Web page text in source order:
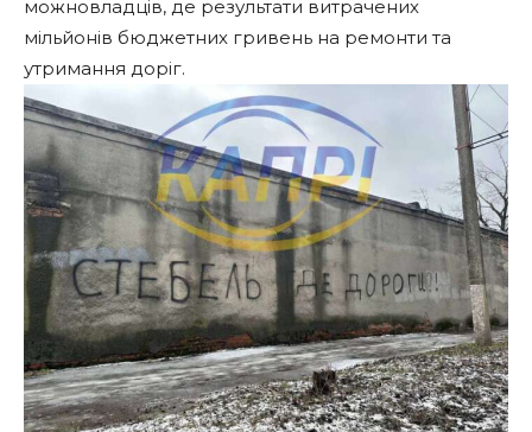
можновладців, де результати витрачених
мільйонів бюджетних гривень на ремонти та
утримання доріг.